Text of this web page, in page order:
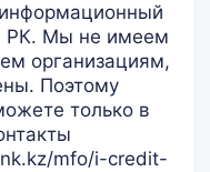
РК. Мы не имеем
организациям,
Поэтому
только в
mfo/i-credit-